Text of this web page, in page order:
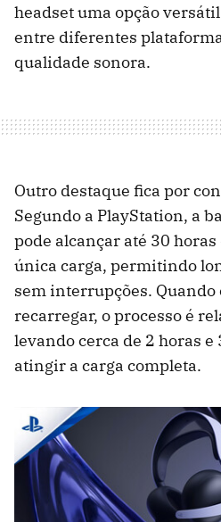
headset uma opção
entre diferentes
qualidade sonora.
Outro destaque fica por
Segundo a PlayStation, a
pode alcançar até 30 horas
única carga, permitindo
sem interrupções. Quando
recarregar, o processo é
levando cerca de 2 horas
atingir a carga completa.